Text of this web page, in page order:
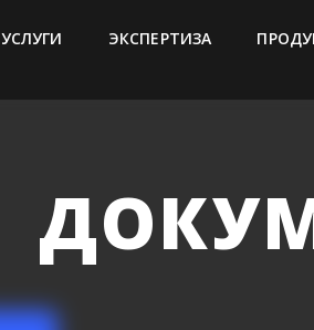
УСЛУГИ ЭКСПЕРТИЗА